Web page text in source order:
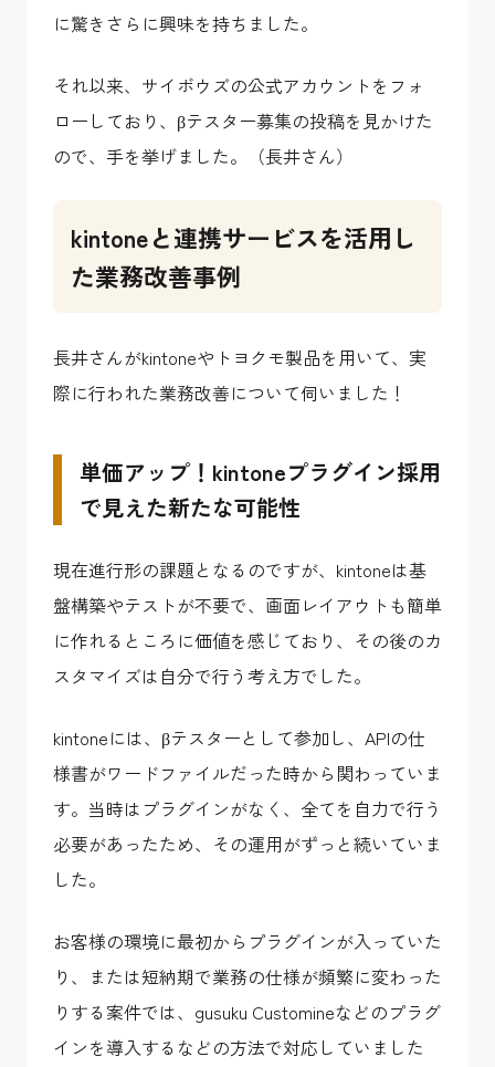
に驚きさらに興味を持ちました。
それ以来、サイボウズの公式アカウントをフォ
ローしており、βテスター募集の投稿を見かけた
ので、手を挙げました。（長井さん）
kintoneと連携サービスを活用し
た業務改善事例
長井さんがkintoneやトヨクモ製品を用いて、実
際に行われた業務改善について伺いました！
単価アップ！kintoneプラグイン採用
で見えた新たな可能性
現在進行形の課題となるのですが、kintoneは基
盤構築やテストが不要で、画面レイアウトも簡単
に作れるところに価値を感じており、その後のカ
スタマイズは自分で行う考え方でした。
kintoneには、βテスターとして参加し、APIの仕
様書がワードファイルだった時から関わっていま
す。当時はプラグインがなく、全てを自力で行う
必要があったため、その運用がずっと続いていま
した。
お客様の環境に最初からプラグインが入っていた
り、または短納期で業務の仕様が頻繁に変わった
りする案件では、gusuku Customineなどのプラグ
インを導入するなどの方法で対応していました